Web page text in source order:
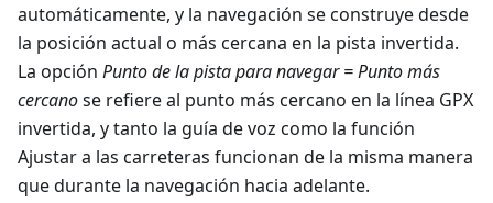
automáticamente, y la navegación se construye desde
la posición actual o más cercana en la pista invertida.
La opción Punto de la pista para navegar = Punto más
cercanose refiere al punto más cercano en la línea GPX
invertida, y tanto la guía de voz como la función
Ajustar a las carreteras funcionan de la misma manera
que durante la navegación hacia adelante.